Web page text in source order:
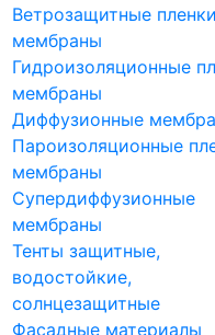
Ветрозащитные
мембраны
Гидроизоляционные
мембраны
Диффузионные
Пароизоляционные
мембраны
Супердиффузионные
мембраны
Тенты защитные,
водостойкие,
солнцезащитные
Фасадные материалы